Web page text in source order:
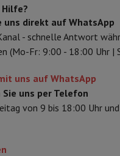
Hilfe?
uns direkt auf WhatsApp
- schnelle Antwort
(Mo-Fr: 9:00 - 18:00 Uhr |
uns auf WhatsApp
uns per Telefon
von 9 bis 18:00 Uhr